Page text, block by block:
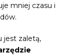
mniej czasu i
jest zaletą,